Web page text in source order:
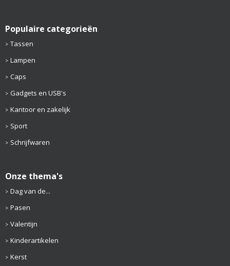
Populaire categorieën
Tassen
Lampen
Caps
Gadgets en USB's
Kantoor en zakelijk
Sport
Schrijfwaren
Onze thema's
Dag van de...
Pasen
Valentijn
Kinderartikelen
Kerst